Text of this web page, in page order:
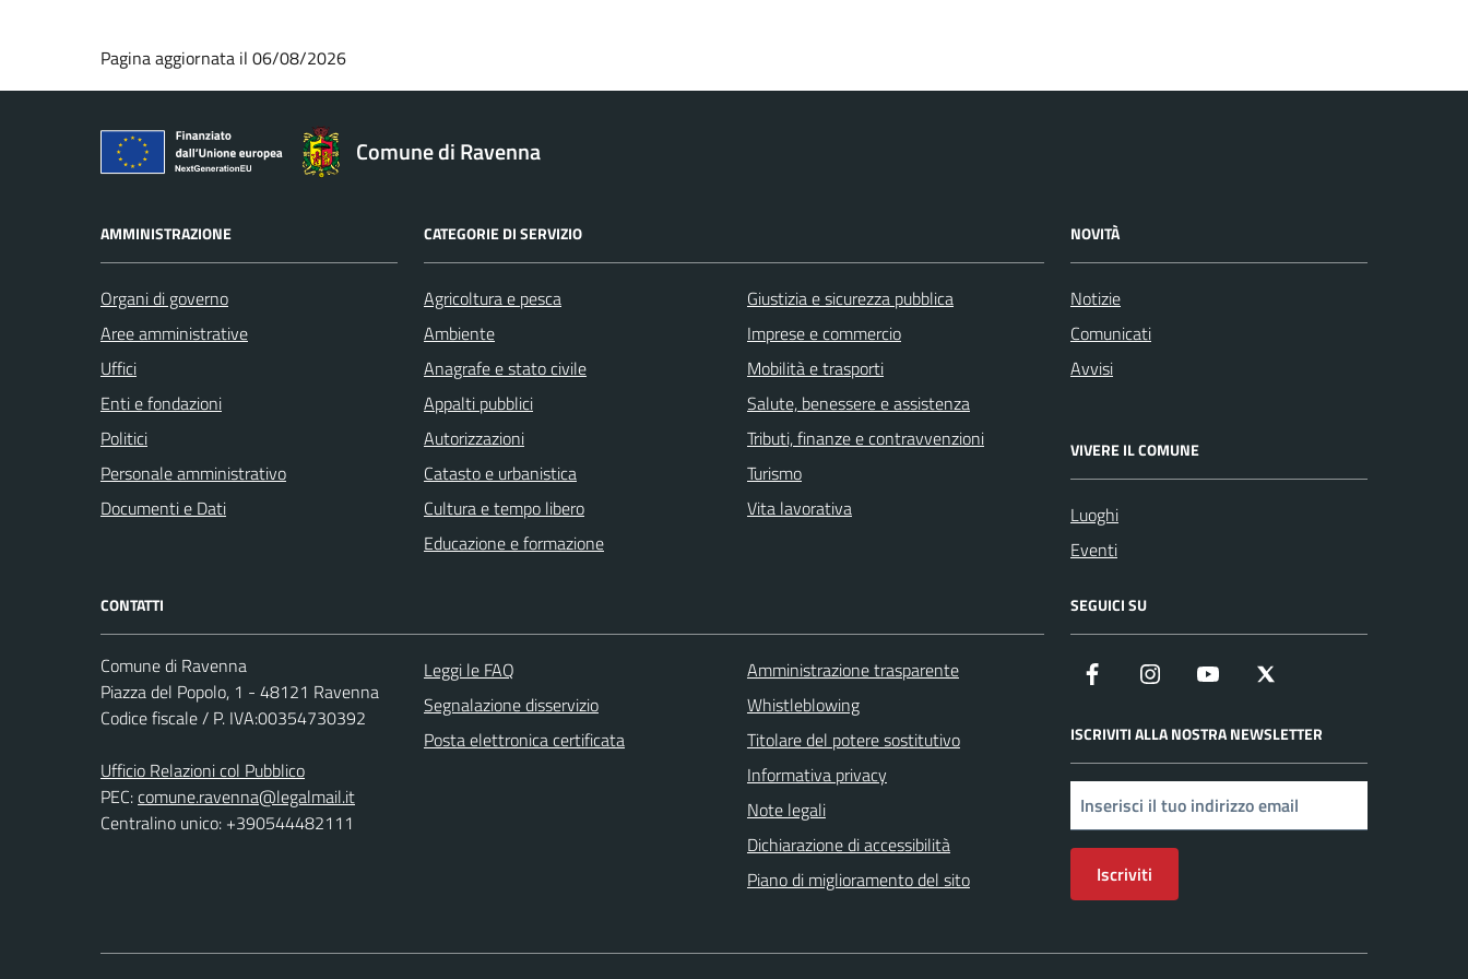
Pagina aggiornata il 06/08/2026
Comune di Ravenna
AMMINISTRAZIONE
Organi di governo
Aree amministrative
Uffici
Enti e fondazioni
Politici
Personale amministrativo
Documenti e Dati
CATEGORIE DI SERVIZIO
Agricoltura e pesca
Ambiente
Anagrafe e stato civile
Appalti pubblici
Autorizzazioni
Catasto e urbanistica
Cultura e tempo libero
Educazione e formazione
Giustizia e sicurezza pubblica
Imprese e commercio
Mobilità e trasporti
Salute, benessere e assistenza
Tributi, finanze e contravvenzioni
Turismo
Vita lavorativa
NOVITÀ
Notizie
Comunicati
Avvisi
VIVERE IL COMUNE
Luoghi
Eventi
CONTATTI
Comune di Ravenna
Piazza del Popolo, 1 - 48121 Ravenna
Codice fiscale / P. IVA:00354730392
Ufficio Relazioni col Pubblico
PEC:comune.ravenna@legalmail.it
Centralino unico: +390544482111
Leggi le FAQ
Segnalazione disservizio
Posta elettronica certificata
Amministrazione trasparente
Whistleblowing
Titolare del potere sostitutivo
Informativa privacy
Note legali
Dichiarazione di accessibilità
Piano di miglioramento del sito
SEGUICI SU
Facebook Instagram YouTube
ISCRIVITI ALLA NOSTRA NEWSLETTER